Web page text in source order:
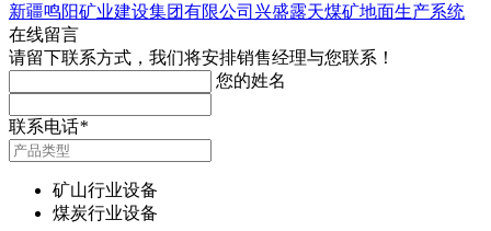
新疆鸣阳矿业建设集团有限公司兴盛露天煤矿地面生产系统
在线留言
请留下联系方式，我们将安排销售经理与您联系！
您的姓名
联系电话*
矿山行业设备
煤炭行业设备